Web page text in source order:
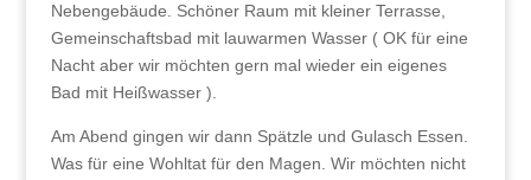
Nebengebäude. Schöner Raum mit kleiner Terrasse,
Gemeinschaftsbad mit lauwarmen Wasser ( OK für eine
Nacht aber wir möchten gern mal wieder ein eigenes
Bad mit Heißwasser ).
Am Abend gingen wir dann Spätzle und Gulasch Essen.
Was für eine Wohltat für den Magen. Wir möchten nicht